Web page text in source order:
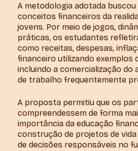
A metodologia adotada
conceitos financeiros da
jovens. Por meio de jogos,
práticas, os estudantes
como receitas, despesas,
financeiro utilizando exemplos
incluindo a comercialização do
de trabalho frequentemente
A proposta permitiu que os
compreendessem de forma
importância da educação
construção de projetos de
de decisões responsáveis no